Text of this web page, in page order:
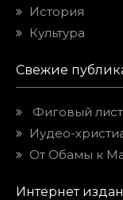
История
Культура
Свежие
Фиговый
Иудео-
От Обамы к
Интернет